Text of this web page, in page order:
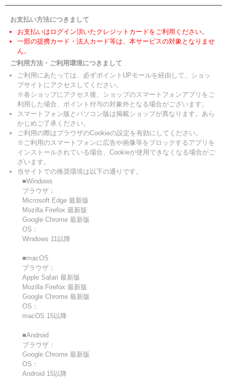
お支払い方法につきまして
お支払いはログイン頂いたクレジットカードをご利用ください。
一部の提携カード・法人カード等は、本サービスの対象となりませ
ん。
ご利用方法・ご利用環境につきまして
ご利用にあたっては、必ずポイントUPモールを経由して、ショッ
プサイトにアクセスしてください。
※各ショップにアクセス後、ショップのスマートフォンアプリをご
利用した場合、ポイント付与の対象外となる場合がございます。
スマートフォン版とパソコン版は掲載ショップが異なります。あら
かじめご了承ください。
ご利用の際はブラウザのCookieの設定を有効にしてください。
※ご利用のスマートフォンに広告や画像等をブロックするアプリを
インストールされている場合、Cookieが使用できなくなる場合がご
ざいます。
当サイトでの推奨環境は以下の通りです。
■Windows
ブラウザ：
Microsoft Edge 最新版
Mozilla Firefox 最新版
Google Chrome 最新版
OS：
Windows 11以降
■macOS
ブラウザ：
Apple Safari 最新版
Mozilla Firefox 最新版
Google Chrome 最新版
OS：
macOS 15以降
■Android
ブラウザ：
Google Chrome 最新版
OS：
Android 15以降